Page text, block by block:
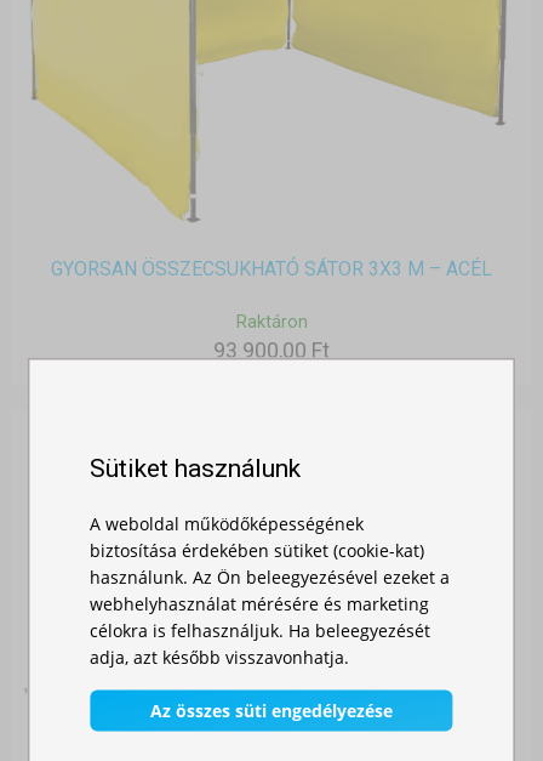
GYORSAN ÖSSZECSUKHATÓ SÁTOR 3X3 M – ACÉL
Raktáron
93 900,00 Ft
Sütiket használunk
A weboldal működőképességének
biztosítása érdekében sütiket (cookie-kat)
használunk. Az Ön beleegyezésével ezeket a
webhelyhasználat mérésére és marketing
célokra is felhasználjuk. Ha beleegyezését
adja, azt később visszavonhatja.
Az összes süti engedélyezése